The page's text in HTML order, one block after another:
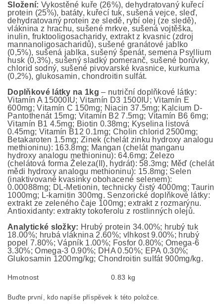
Složení: Vykostěné kuře (26%), dehydratovaný kuřecí
protein (25%), batáty, kuřecí tuk, sušená vejce, sleď,
dehydratovaný protein ze sledě, rybí olej (ze sledě),
vláknina z hrachu, sušené mrkve, sušená vojtěška,
inulin, fruktooligosacharidy, extrakt z kvasnic (zdroj
mannanoligosacharidů), sušené granátové jablko
(0,5%), sušená jablka, sušený špenát, semena Psyllium
husk (0,3%), sušený sladký pomeranč, sušené borůvky,
chlorid sodný, sušené pivovarské kvasnice, kurkuma
(0,2%), glukosamin, chondroitin sulfát.
Doplňkové látky na 1kg – nutriční doplňkové látky:
Vitamín A 15000IU; Vitamín D3 1500IU; Vitamín E
600mg; Vitamín C 150mg; Niacin 37.5mg; Kalcium D-
Pantothenát 15mg; Vitamín B2 7.5mg; Vitamín B6 6mg;
Vitamín B1 4.5mg; Biotin 0.38mg; Kyselina listová
0.45mg; Vitamín B12 0.1mg; Cholin chlorid 2500mg;
Betakaroten 1.5mg; Zinek (chelát zinku hydroxy analogu
methioninu): 163.8mg; Mangan (chelát manganu
hydroxy analogu methioninu): 64.6mg; Železo
(chelátová forma Železa(II), hydrát): 58.3mg; Měď (chelát
mědi hydroxy analogu methioninu): 15.8mg; Selen
(inaktivované kvasinky obohacené selenem):
0.00088mg; DL-Metionin, technicky čistý 4000mg; Taurin
1000mg; L-karnitin 300mg. Senzorické doplňkové látky:
extrakt ze zeleného čaje 100mg; extrakt z rozmarýnu.
Antioxidanty: extrakty tokoferolu z rostlinných olejů.
Analytické složky: Hrubý protein 34.00%; hrubý tuk
18.00%; hrubá vláknina 2.60%; vlhkost 9.00%; hrubý
popel 7.80%; Vápník 1.00%; Fosfor 0.80%; Omega-6
3.30%; Omega-3 0.90%; DHA 0.50%; EPA 0.30%;
Glukosamin 1200mg/kg; Chondroitin sulfát 900mg/kg.
Hmotnost 0.83 kg
Buďte první, kdo napíše příspěvek k této položce.